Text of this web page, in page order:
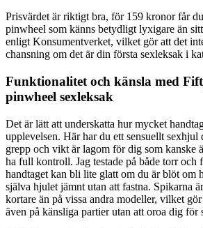
Prisvärdet är riktigt bra, för 159 kronor får
pinwheel som känns betydligt lyxigare än
enligt Konsumentverket, vilket gör att det
chansning om det är din första sexleksak i
Funktionalitet och känsla med
pinwheel sexleksak
Det är lätt att underskatta hur mycket
upplevelsen. Här har du ett sensuellt sexhjul
grepp och vikt är lagom för dig som kanske
ha full kontroll. Jag testade på både torr och
handtaget kan bli lite glatt om du är blöt om
själva hjulet jämnt utan att fastna. Spikarna
kortare än på vissa andra modeller, vilket
även på känsliga partier utan att oroa dig för